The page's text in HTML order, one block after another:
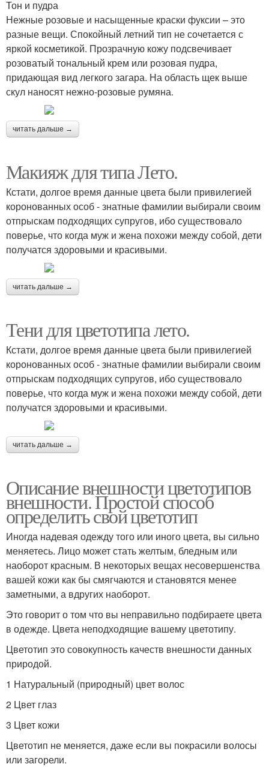
Тон и пудра
Нежные розовые и насыщенные краски фуксии – это
разные вещи. Спокойный летний тип не сочетается с
яркой косметикой. Прозрачную кожу подсвечивает
розоватый тональный крем или розовая пудра,
придающая вид легкого загара. На область щек выше
скул наносят нежно-розовые румяна.
читать дальше →
Макияж для типа Лето.
Кстати, долгое время данные цвета были привилегией
коронованных особ - знатные фамилии выбирали своим
отпрыскам подходящих супругов, ибо существовало
поверье, что когда муж и жена похожи между собой, дети
получатся здоровыми и красивыми.
читать дальше →
Тени для цветотипа лето.
Кстати, долгое время данные цвета были привилегией
коронованных особ - знатные фамилии выбирали своим
отпрыскам подходящих супругов, ибо существовало
поверье, что когда муж и жена похожи между собой, дети
получатся здоровыми и красивыми.
читать дальше →
Описание внешности цветотипов
внешности. Простой способ
определить свой цветотип
Иногда надевая одежду того или иного цвета, вы сильно
меняетесь. Лицо может стать желтым, бледным или
наоборот красным. В некоторых вещах несовершенства
вашей кожи как бы смягчаются и становятся менее
заметными, а вдругих наоборот.
Это говорит о том что вы неправильно подбираете цвета
в одежде. Цвета неподходящие вашему цветотипу.
Цветотип это совокупность качеств внешности данных
природой.
1 Натуральный (природный) цвет волос
2 Цвет глаз
3 Цвет кожи
Цветотип не меняется, даже если вы покрасили волосы
или загорели.